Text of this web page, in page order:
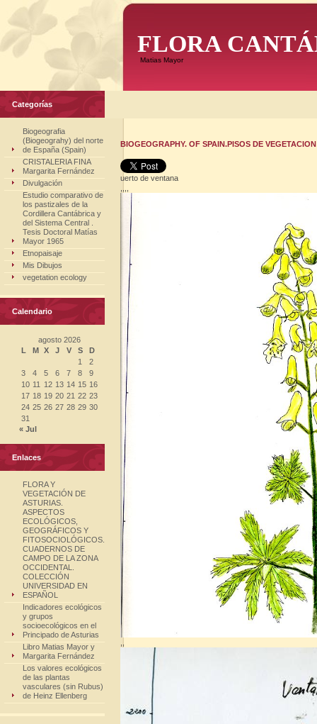
FLORA
Matias Mayor
Categorías
Biogeografia
(Biogeograhy) del norte
de España (Spain)
CRISTALERIA FINA
Margarita Fernández
Divulgación
Estudio comparativo de
los pastizales de la
Cordillera Cantábrica y
del Sistema Central .
Tesis Doctoral Matías
Mayor 1965
Etnopaisaje
Mis Dibujos
vegetation ecology
Calendario
agosto 2026
L
M X J V S
D
1
2
3
4 5 6 7 8
9
10 11 12 13 14 15 16
17 18 19 20 21 22 23
24 25 26 27 28 29 30
31
« Jul
Enlaces
FLORA Y
VEGETACIÓN DE
ASTURIAS.
ASPECTOS
ECOLÓGICOS,
GEOGRÁFICOS Y
FITOSOCIOLÓGICOS.
CUADERNOS DE
CAMPO DE LA ZONA
OCCIDENTAL.
COLECCIÓN
UNIVERSIDAD EN
ESPAÑOL
Indicadores ecológicos
y grupos
socioecológicos en el
Principado de Asturias
Libro Matias Mayor y
Margarita Fernández
Los valores ecológicos
de las plantas
vasculares (sin Rubus)
de Heinz Ellenberg
BIOGEOGRAPHY. OF SPAIN.PISOS DE
uerto de ventana